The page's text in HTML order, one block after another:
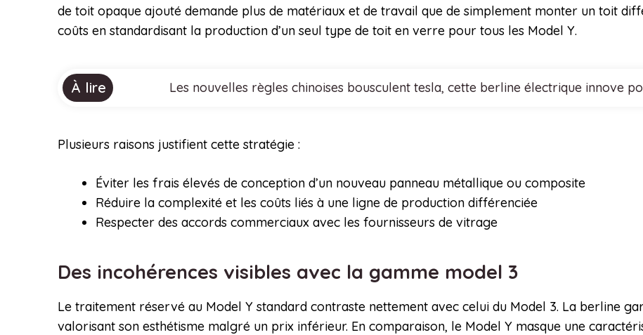
de toit opaque ajouté demande plus de matériaux et de travail que de simplement monter un toit
coûts en standardisant la production d’un seul type de toit en verre pour tous les Model Y.
À lire Les nouvelles règles chinoises bousculent tesla, cette berline électrique innove
Plusieurs raisons justifient cette stratégie :
Éviter les frais élevés de conception d’un nouveau panneau métallique ou composite
Réduire la complexité et les coûts liés à une ligne de production différenciée
Respecter des accords commerciaux avec les fournisseurs de vitrage
Des incohérences visibles avec la gamme model 3
Le traitement réservé au Model Y standard contraste nettement avec celui du Model 3. La berline
valorisant son esthétisme malgré un prix inférieur. En comparaison, le Model Y masque une